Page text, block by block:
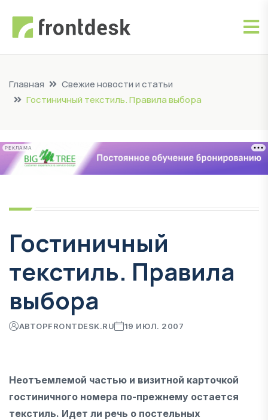
Главная
Свежие новости и статьи
Гостиничный текстиль. Правила выбора
РЕКЛАМА
Гостиничный
текстиль. Правила
выбора
АВТОРFRONTDESK.RU 19 ИЮЛ. 2007
Неотъемлемой частью и визитной карточкой
гостиничного номера по-прежнему остается
текстиль. Идет ли речь о постельных